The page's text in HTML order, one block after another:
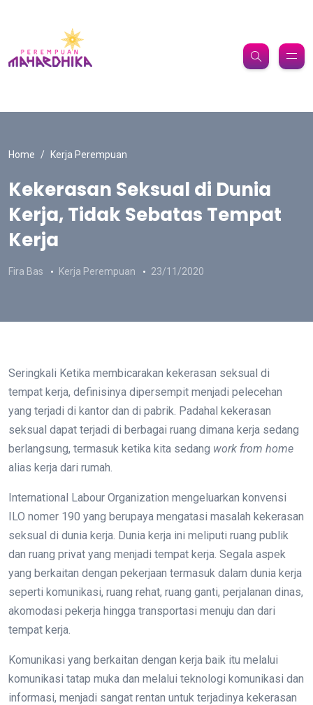
Home Kerja Perempuan
Kekerasan Seksual di Dunia
Kerja, Tidak Sebatas Tempat
Kerja
Fira Bas Kerja Perempuan 23/11/2020
Seringkali Ketika membicarakan kekerasan seksual di
tempat kerja, definisinya dipersempit menjadi pelecehan
yang terjadi di kantor dan di pabrik. Padahal kekerasan
seksual dapat terjadi di berbagai ruang dimana kerja sedang
berlangsung, termasuk ketika kita sedang work from home
alias kerja dari rumah.
International Labour Organization mengeluarkan konvensi
ILO nomer 190 yang berupaya mengatasi masalah kekerasan
seksual di dunia kerja. Dunia kerja ini meliputi ruang publik
dan ruang privat yang menjadi tempat kerja. Segala aspek
yang berkaitan dengan pekerjaan termasuk dalam dunia kerja
seperti komunikasi, ruang rehat, ruang ganti, perjalanan dinas,
akomodasi pekerja hingga transportasi menuju dan dari
tempat kerja.
Komunikasi yang berkaitan dengan kerja baik itu melalui
komunikasi tatap muka dan melalui teknologi komunikasi dan
informasi, menjadi sangat rentan untuk terjadinya kekerasan